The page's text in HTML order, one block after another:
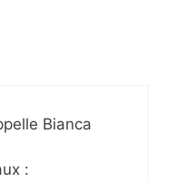
Bianca
: